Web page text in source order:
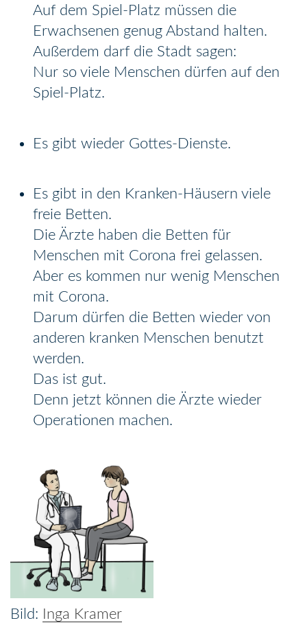
Auf dem Spiel-Platz müssen die
Erwachsenen genug Abstand halten.
Außerdem darf die Stadt sagen:
Nur so viele Menschen dürfen auf den
Spiel-Platz.
Es gibt wieder Gottes-Dienste.
Es gibt in den Kranken-Häusern viele
freie Betten.
Die Ärzte haben die Betten für
Menschen mit Corona frei gelassen.
Aber es kommen nur wenig Menschen
mit Corona.
Darum dürfen die Betten wieder von
anderen kranken Menschen benutzt
werden.
Das ist gut.
Denn jetzt können die Ärzte wieder
Operationen machen.
Inga Kramer